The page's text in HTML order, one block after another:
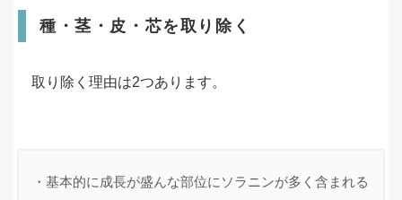
種・茎・皮・芯を取り除く
取り除く理由は2つあります。
・基本的に成長が盛んな部位にソラニンが多く含まれる